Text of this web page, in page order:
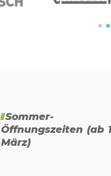
Sommer-
Öffnungszeiten (ab
März)